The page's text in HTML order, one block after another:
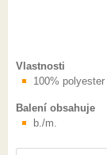
Vlastnosti
100% polyester
Balení obsahuje
b./m.